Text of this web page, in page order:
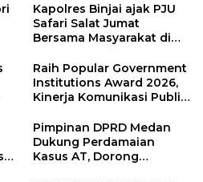
Kapolres Binjai ajak PJU
Safari Salat Jumat
Bersama Masyarakat di
Raih Popular Government
Institutions Award 2026,
Kinerja Komunikasi Publik
Kembali Diakui
Pimpinan DPRD Medan
Dukung Perdamaian
Kasus AT, Dorong